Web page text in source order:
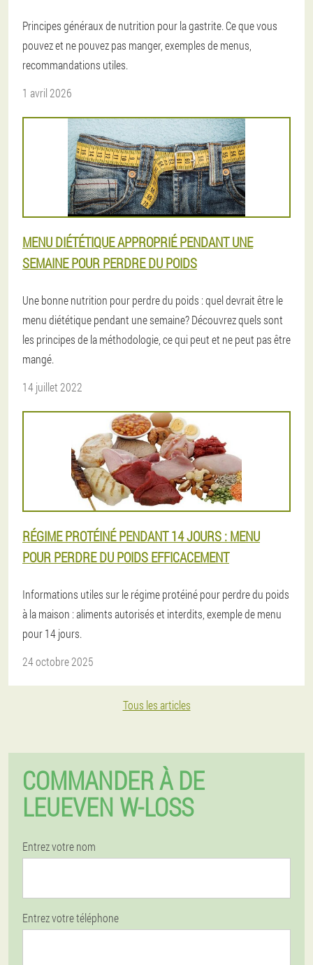
Principes généraux de nutrition pour la gastrite. Ce que vous
pouvez et ne pouvez pas manger, exemples de menus,
recommandations utiles.
1 avril 2026
MENU DIÉTÉTIQUE APPROPRIÉ PENDANT UNE
SEMAINE POUR PERDRE DU POIDS
Une bonne nutrition pour perdre du poids : quel devrait être le
menu diététique pendant une semaine? Découvrez quels sont
les principes de la méthodologie, ce qui peut et ne peut pas être
mangé.
14 juillet 2022
RÉGIME PROTÉINÉ PENDANT 14 JOURS : MENU
POUR PERDRE DU POIDS EFFICACEMENT
Informations utiles sur le régime protéiné pour perdre du poids
à la maison : aliments autorisés et interdits, exemple de menu
pour 14 jours.
24 octobre 2025
Tous les articles
COMMANDER À DE
LEUEVEN W-LOSS
Entrez votre nom
Entrez votre téléphone